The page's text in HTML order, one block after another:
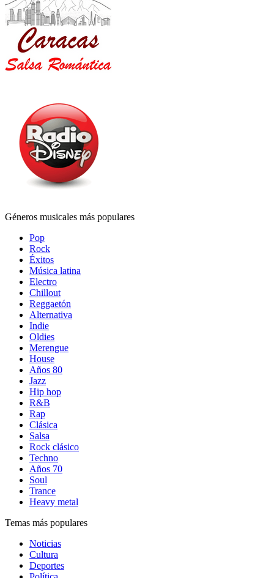
Géneros musicales más populares
Pop
Rock
Éxitos
Música latina
Electro
Chillout
Reggaetón
Alternativa
Indie
Oldies
Merengue
House
Años 80
Jazz
Hip hop
R&B
Rap
Clásica
Salsa
Rock clásico
Techno
Años 70
Soul
Trance
Heavy metal
Temas más populares
Noticias
Cultura
Deportes